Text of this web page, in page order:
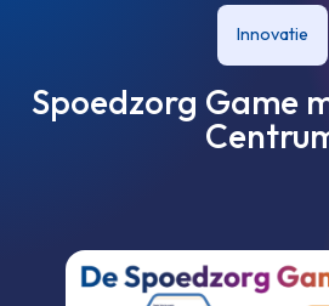
Innovatie
Spoedzorg Game